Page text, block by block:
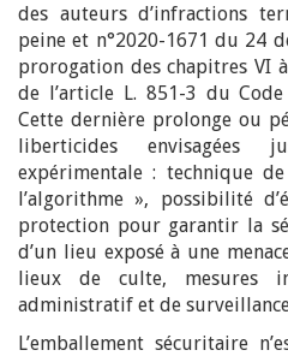
des auteurs d’infractions
peine et n°2020-1671 du 24
prorogation des chapitres
de l’article L. 851-3 du
Cette dernière prolonge ou
liberticides envisagées
expérimentale : technique
l’algorithme », possibilité
protection pour garantir la
d’un lieu exposé à une
lieux de culte, mesures
administratif et de
L’emballement sécuritaire